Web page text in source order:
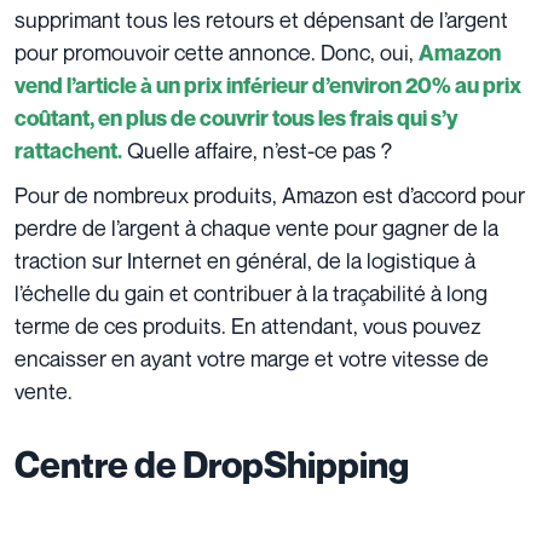
supprimant tous les retours et dépensant de l’argent
pour promouvoir cette annonce. Donc, oui, Amazon
vend l’article à un prix inférieur d’environ 20% au prix
coûtant, en plus de couvrir tous les frais qui s’y
rattachent.Quelle affaire, n’est-ce pas ?
Pour de nombreux produits, Amazon est d’accord pour
perdre de l’argent à chaque vente pour gagner de la
traction sur Internet en général, de la logistique à
l’échelle du gain et contribuer à la traçabilité à long
terme de ces produits. En attendant, vous pouvez
encaisser en ayant votre marge et votre vitesse de
vente.
Centre de DropShipping